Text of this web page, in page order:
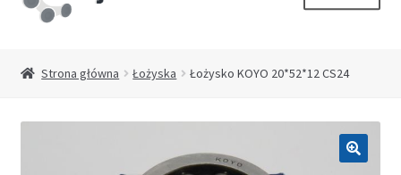
nawigacji
treści
Strona główna Łożyska Łożysko KOYO 20*52*12 CS24